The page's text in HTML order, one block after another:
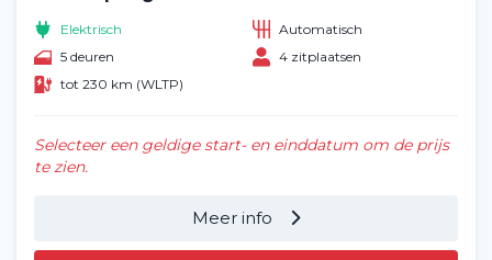
Elektrisch
Automatisch
5 deuren
4 zitplaatsen
tot 230 km (WLTP)
Selecteer een geldige start- en einddatum om de prijs
te zien.
Meer info